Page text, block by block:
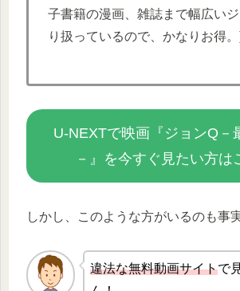
子書籍の漫画、雑誌まで幅広い
り扱っているので、かなりお得
U-NEXTで映画『ジョンQ－
－』を今すぐ見たい方は
しかし、このような方がいるのも事
違法な無料動画サイトで